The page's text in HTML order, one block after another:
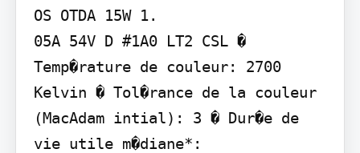
OS OTDA 15W 1.
05A 54V D #1A0 LT2 CSL �
Temp�rature de couleur: 2700
Kelvin � Tol�rance de la couleur
(MacAdam intial): 3 � Dur�e de
vie utile m�diane*: